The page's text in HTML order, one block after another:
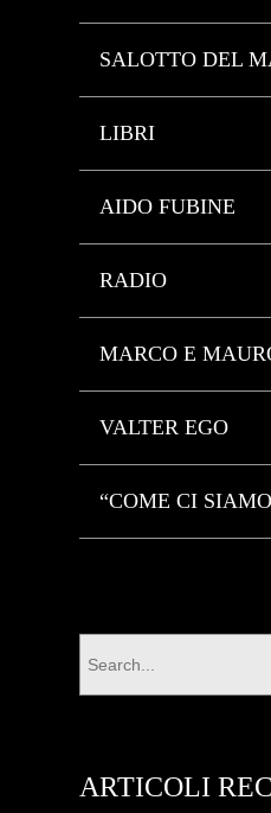
SALOTTO DEL
LIBRI
AIDO FUBINE
RADIO
MARCO E
VALTER EGO
“COME CI
ARTICOLI